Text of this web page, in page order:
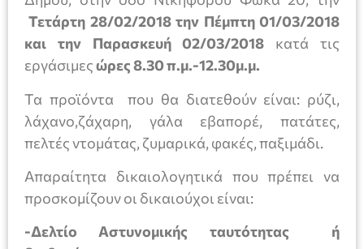
Τετάρτη 28/02/2018 την Πέμπτη 01/03/2018
και την Παρασκευή 02/03/2018 κατά τις
εργάσιμεςώρες 8.30 π.μ.-12.30μ.μ.
Τα προϊόντα που θα διατεθούν είναι: ρύζι,
λάχανο,ζάχαρη, γάλα εβαπορέ, πατάτες,
πελτές ντομάτας, ζυμαρικά, φακές, παξιμάδι.
Απαραίτητα δικαιολογητικά που πρέπει να
προσκομίζουν οι δικαιούχοι είναι:
-Δελτίο Αστυνομικής ταυτότητας ή